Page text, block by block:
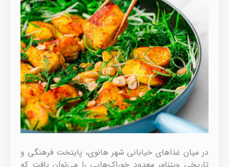
در میان غذاهای خیابانی شهر هانوی، پایتخت فرهنگی و